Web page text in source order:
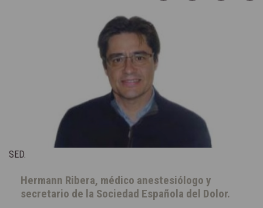
SED.
Hermann Ribera, médico anestesiólogo y
secretario de la Sociedad Española del Dolor.